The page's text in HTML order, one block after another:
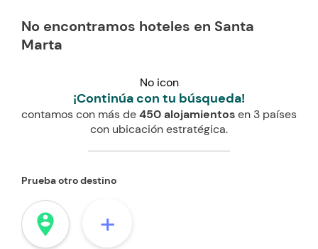
No encontramos hoteles en Santa
Marta
No icon
¡Continúa con tu búsqueda!
contamos con más de450 alojamientosen 3 países
con ubicación estratégica.
Prueba otro destino
person_pin_circle +